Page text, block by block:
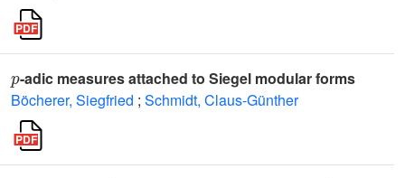
-adic measures attached to Siegel modular forms
Böcherer, Siegfried ; Schmidt, Claus-Günther